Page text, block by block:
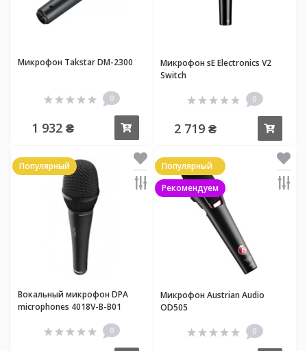
Микрофон Takstar DM-2300
0
1 932 ₴
Микрофон sE Electronics V2
Switch
0
2 719 ₴
Популярный
Вокальный микрофон DPA
microphones 4018V-B-B01
0
Популярный
Рекомендуем
Микрофон Austrian Audio
OD505
0